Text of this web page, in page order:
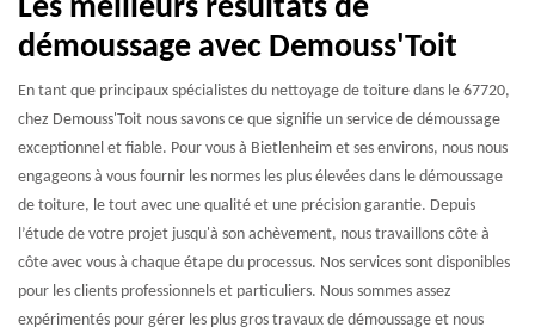
Les meilleurs résultats de
démoussage avec Demouss'Toit
En tant que principaux spécialistes du nettoyage de toiture dans le 67720,
chez Demouss'Toit nous savons ce que signifie un service de démoussage
exceptionnel et fiable. Pour vous à Bietlenheim et ses environs, nous nous
engageons à vous fournir les normes les plus élevées dans le démoussage
de toiture, le tout avec une qualité et une précision garantie. Depuis
l’étude de votre projet jusqu'à son achèvement, nous travaillons côte à
côte avec vous à chaque étape du processus. Nos services sont disponibles
pour les clients professionnels et particuliers. Nous sommes assez
expérimentés pour gérer les plus gros travaux de démoussage et nous